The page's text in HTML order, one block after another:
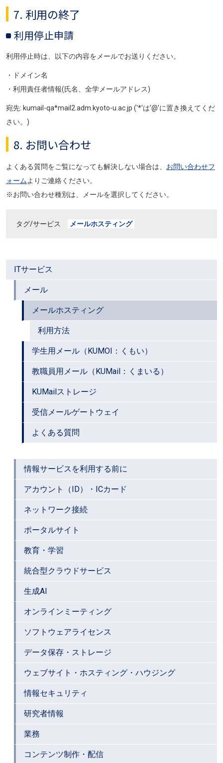
ITサービス
メール
メールホスティング
利用方法
学生用メール（KUMOI：くもい）
教職員用メール（KUMail：くまいる）
KUMailストレージ
受信メールゲートウェイ
よくある質問
情報サービスを利用する前に
アカウント（ID）・ICカード
ネットワーク接続
ポータルサイト
教育・学習
統合型クラウドサービス
生成AI
オンラインミーティング
ソフトウェアライセンス
データ保存・ストレージ
ウェブサイト・ホスティング・ハウジング
情報セキュリティ
研究者情報
業務
コンテンツ制作・配信
7. 利用の終了
利用停止申請
利用停止時は、以下の内容をメールでお送りください。
・ドメイン名
・利用責任者情報(氏名、全学メールアドレス)
宛先: kumail-qa*mail2.adm.kyoto-u.ac.jp ('*'は'@'に置き換えてくだ
さい。)
8. お問い合わせ
よくある質問をご覧になっても解決しない場合は、 お問い合わせフ
ォームよりご連絡ください。
※お問い合わせ種別は、メールを選択してください。
タグ/サービス メールホスティング